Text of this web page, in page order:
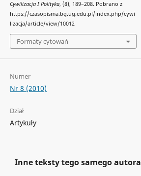
Cywilizacja I Polityka, (8), 189–208. Pobrano z
https://czasopisma.bg.ug.edu.pl/index.php/cywi
lizacja/article/view/10012
Formaty cytowań
Numer
Nr 8 (2010)
Dział
Artykuły
Inne teksty tego samego autora